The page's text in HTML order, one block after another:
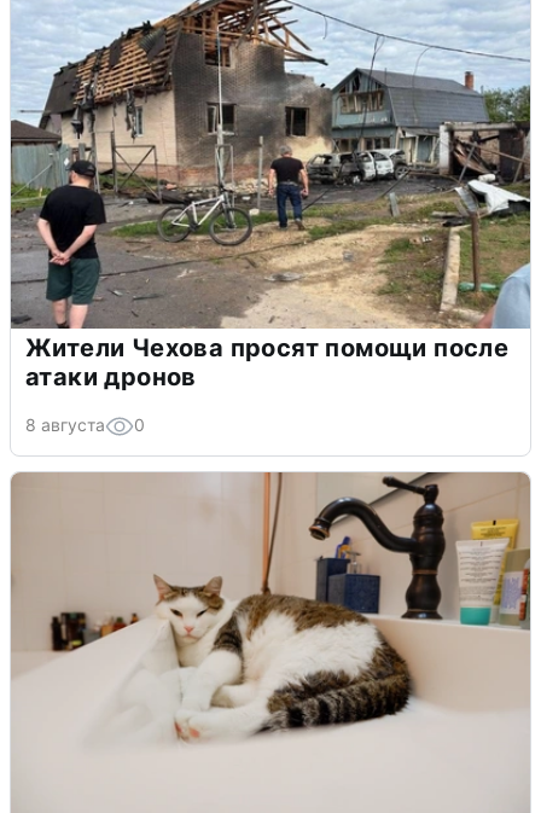
Жители Чехова просят помощи после
атаки дронов
8 августа 0